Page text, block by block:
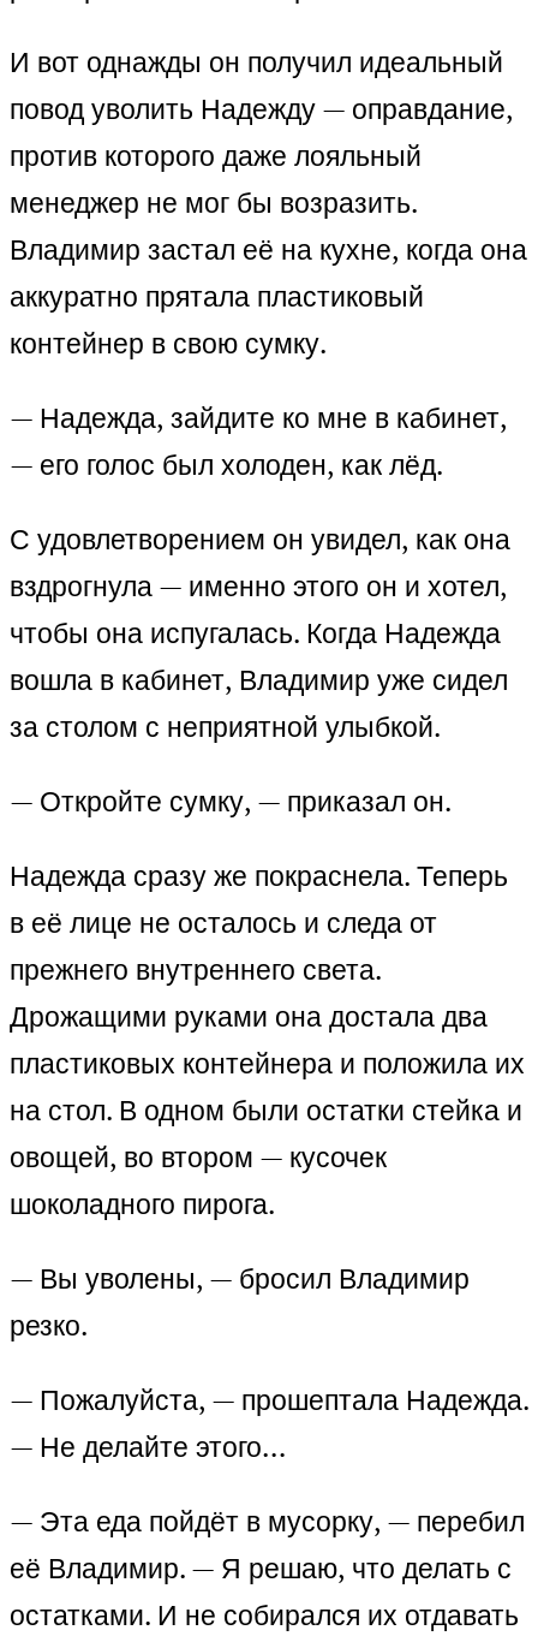
И вот однажды он получил идеальный
повод уволить Надежду — оправдание,
против которого даже лояльный
менеджер не мог бы возразить.
Владимир застал её на кухне, когда она
аккуратно прятала пластиковый
контейнер в свою сумку.
— Надежда, зайдите ко мне в кабинет,
— его голос был холоден, как лёд.
С удовлетворением он увидел, как она
вздрогнула — именно этого он и хотел,
чтобы она испугалась. Когда Надежда
вошла в кабинет, Владимир уже сидел
за столом с неприятной улыбкой.
— Откройте сумку, — приказал он.
Надежда сразу же покраснела. Теперь
в её лице не осталось и следа от
прежнего внутреннего света.
Дрожащими руками она достала два
пластиковых контейнера и положила их
на стол. В одном были остатки стейка и
овощей, во втором — кусочек
шоколадного пирога.
— Вы уволены, — бросил Владимир
резко.
— Пожалуйста, — прошептала Надежда.
— Не делайте этого…
— Эта еда пойдёт в мусорку, — перебил
её Владимир. — Я решаю, что делать с
остатками. И не собирался их отдавать